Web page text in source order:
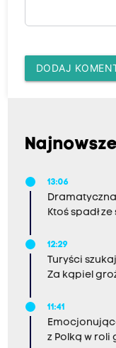
DODAJ
Najnowsze
13:06
Ktoś spadł
12:29
Turyści
Za kąpiel
11:41
z Polką w roli